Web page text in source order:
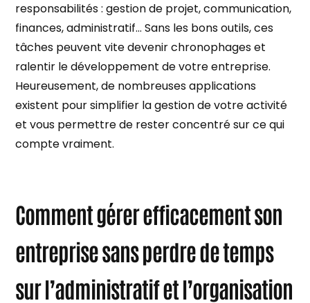
responsabilités : gestion de projet, communication,
finances, administratif… Sans les bons outils, ces
tâches peuvent vite devenir chronophages et
ralentir le développement de votre entreprise.
Heureusement, de nombreuses applications
existent pour simplifier la gestion de votre activité
et vous permettre de rester concentré sur ce qui
compte vraiment.
Comment gérer efficacement son
entreprise sans perdre de temps
sur l’administratif et l’organisation